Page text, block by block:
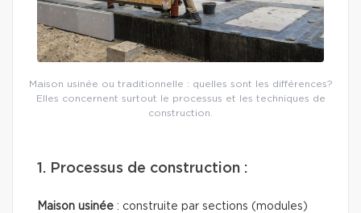
Maison usinée ou traditionnelle : quelles sont les différences?
Elles concernent surtout le processus et les techniques de
construction.
1. Processus de construction :
Maison usinée : construite par sections (modules)